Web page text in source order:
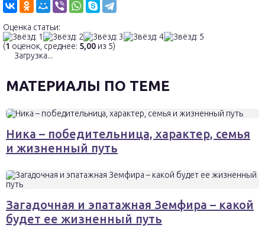
Оценка статьи:
(1 оценок, среднее: 5,00 из 5)
Загрузка...
МАТЕРИАЛЫ ПО ТЕМЕ
Ника – победительница, характер, семья
и жизненный путь
Загадочная и эпатажная Земфира – какой
будет ее жизненный путь